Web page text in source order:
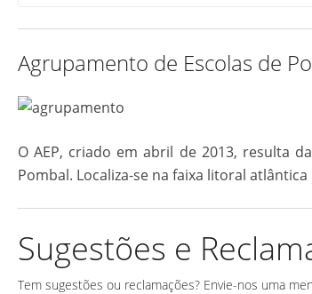
Agrupamento de Escolas de
O AEP, criado em abril de 2013, resulta
Pombal. Localiza-se na faixa litoral
Sugestões e
Tem sugestões ou reclamações? Envie-nos uma